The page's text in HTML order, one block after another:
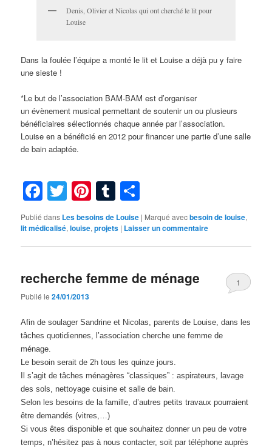
Denis, Olivier et Nicolas qui ont cherché le lit pour
Louise
Dans la foulée l’équipe a monté le lit et Louise a déjà pu y faire
une sieste !
*Le but de l’association BAM-BAM est d’organiser
un évènement musical permettant de soutenir un ou plusieurs
bénéficiaires sélectionnés chaque année par l’association.
Louise en a bénéficié en 2012 pour financer une partie d’une salle
de bain adaptée.
Facebook
Twitter
Pinterest
Tumblr
Publié dans Les besoins de Louise | Marqué avecbesoin de louise,
lit médicalisé,louise,projets | Laisser un commentaire
recherche femme de ménage
Publié le24/01/2013
1
Afin de soulager Sandrine et Nicolas, parents de Louise, dans les
tâches quotidiennes, l’association cherche une femme de
ménage.
Le besoin serait de 2h tous les quinze jours.
Il s’agit de tâches ménagères “classiques” : aspirateurs, lavage
des sols, nettoyage cuisine et salle de bain.
Selon les besoins de la famille, d’autres petits travaux pourraient
être demandés (vitres,…)
Si vous êtes disponible et que souhaitez donner un peu de votre
temps, n’hésitez pas à nous contacter, soit par téléphone auprès